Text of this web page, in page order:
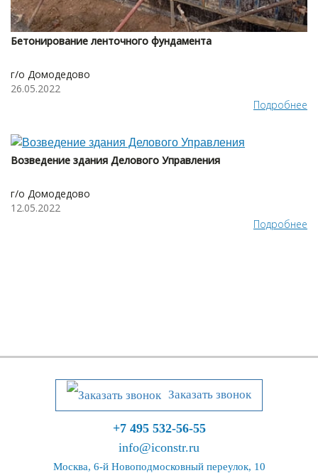
Бетонирование ленточного фундамента
г/о Домодедово
26.05.2022
Подробнее
Возведение здания Делового Управления
г/о Домодедово
12.05.2022
Подробнее
Заказать звонок
+7 495 532-56-55
info@iconstr.ru
Москва, 6-й Новоподмосковный переулок, 10